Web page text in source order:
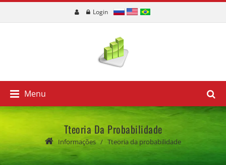
Login
Menu
Tteoria Da Probabilidade
Informações / Tteoria da probabilidade